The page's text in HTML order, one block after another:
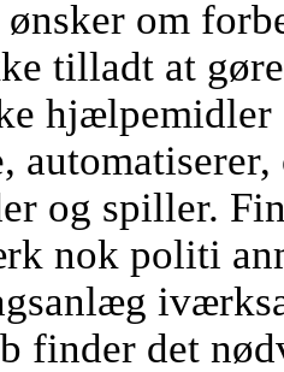
om
tilladt at
hjælpemidler
og spiller.
nok politi
finder det